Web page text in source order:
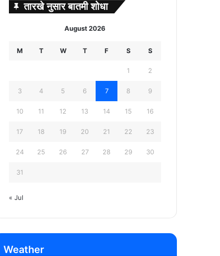
तारखे नुसार बातमी शोधा
August 2026
M T W T F S S
1 2
3 4 5 6 7 8 9
10 11 12 13 14 15 16
17 18 19 20 21 22 23
24 25 26 27 28 29 30
31
« Jul
Weather